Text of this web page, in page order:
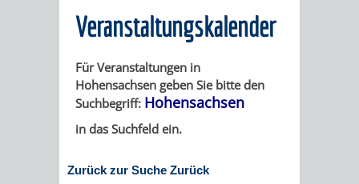
ZUR
STADTPORTRAIT
Veranstaltungskalender
Für Veranstaltungen in
Hohensachsen geben Sie bitte den
Suchbegriff: Hohensachsen
in das Suchfeld ein.
Zurück zur Suche Zurück